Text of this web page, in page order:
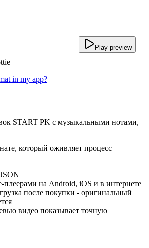
Play preview
in my app?
START PK с музыкальными нотами,
который оживляет процесс
плеерами на Android, iOS и в интернете
после покупки - оригинальный
видео показывает точную